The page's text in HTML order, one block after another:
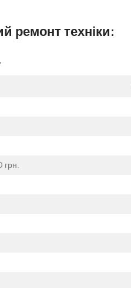
ремонт техніки:
грн.